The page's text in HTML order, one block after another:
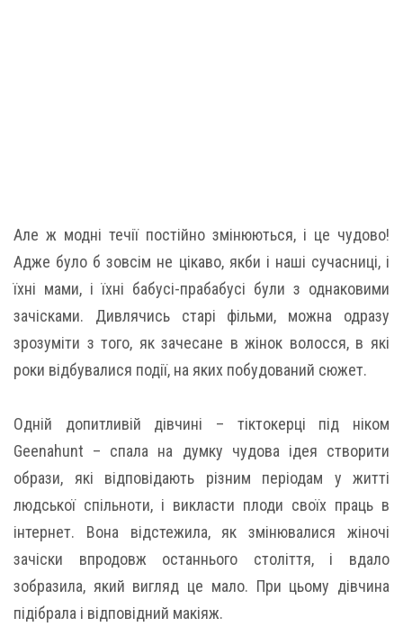
Але ж модні течії постійно змінюються, і це чудово!
Адже було б зовсім не цікаво, якби і наші сучасниці, і
їхні мами, і їхні бабусі-прабабусі були з однаковими
зачісками. Дивлячись старі фільми, можна одразу
зрозуміти з того, як зачесане в жінок волосся, в які
роки відбувалися події, на яких побудований сюжет.
Одній допитливій дівчині – тіктокерці під ніком
Geenahunt – спала на думку чудова ідея створити
образи, які відповідають різним періодам у житті
людської спільноти, і викласти плоди своїх праць в
інтернет. Вона відстежила, як змінювалися жіночі
зачіски впродовж останнього століття, і вдало
зобразила, який вигляд це мало. При цьому дівчина
підібрала і відповідний макіяж.